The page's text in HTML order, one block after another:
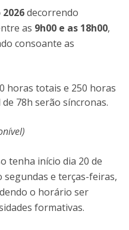
decorrendo
as 9h00 e as 18h00,
consoante as
horas totais e 250 horas
78h serão síncronas.
tenha início dia 20 de
e terças-feiras,
o horário ser
formativas.